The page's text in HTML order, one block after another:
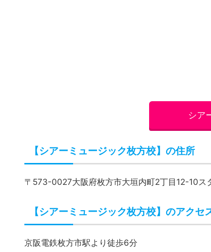
シア
【シアーミュージック枚方校】の住所
〒573-0027大阪府枚方市大垣内町2丁目12-10ス
【シアーミュージック枚方校】のアクセ
京阪電鉄枚方市駅より徒歩6分